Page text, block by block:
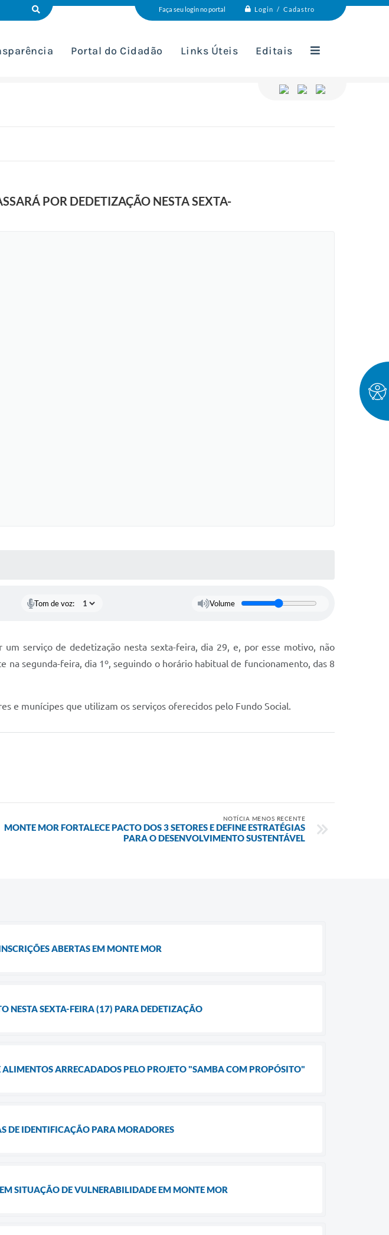
Faça seu login no portal Login / Cadastro
Portal do Cidadão Links Úteis Editais
POR DEDETIZAÇÃO NESTA SEXTA-
Tom de voz: Volume
serviço de dedetização nesta sexta-feira, dia 29, e, por esse motivo, não
segunda-feira, dia 1º, seguindo o horário habitual de funcionamento, das 8
e munícipes que utilizam os serviços oferecidos pelo Fundo Social.
NOTÍCIA MENOS RECENTE
MONTE MOR FORTALECE PACTO DOS 3 SETORES E DEFINE ESTRATÉGIAS
PARA O DESENVOLVIMENTO SUSTENTÁVEL
ABERTAS EM MONTE MOR
NESTA SEXTA-FEIRA (17) PARA DEDETIZAÇÃO
ARRECADADOS PELO PROJETO "SAMBA COM PROPÓSITO"
DE IDENTIFICAÇÃO PARA MORADORES
SITUAÇÃO DE VULNERABILIDADE EM MONTE MOR